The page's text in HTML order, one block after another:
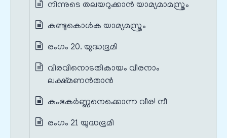
നിന്നുടെ തലയറുക്കാൻ യാമ്യമാമസ്ത്രം
കണ്ടുകൊൾക യാമ്യമസ്ത്രം
രംഗം 20. യുദ്ധഭൂമി
വിരവിനൊടതികായം വീരനാം
ലക്ഷ്മണൻതാൻ
കുംഭകർണ്ണനെക്കൊന്ന വീര! നീ
രംഗം 21 യുദ്ധഭൂമി